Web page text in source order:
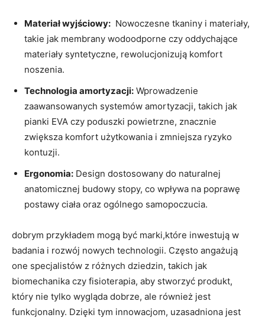
Materiał wyjściowy: ⁤ Nowoczesne tkaniny i materiały,​
takie jak ‌membrany wodoodporne czy oddychające
materiały syntetyczne, ⁤rewolucjonizują komfort
noszenia.
Technologia amortyzacji: Wprowadzenie
zaawansowanych‌ systemów amortyzacji, takich‍ jak
pianki EVA czy poduszki powietrzne, znacznie
zwiększa komfort ​użytkowania⁢ i zmniejsza ⁣ryzyko
⁢kontuzji.
Ergonomia: ‍Design dostosowany do ⁢naturalnej ​
anatomicznej budowy stopy, co ⁢wpływa na ‌poprawę
postawy ciała oraz ⁣ogólnego samopoczucia.
dobrym przykładem‍ mogą​ być marki,które inwestują ‍w
‍badania i⁢ rozwój nowych technologii. ⁢Często angażują
‌one specjalistów z różnych dziedzin, takich jak‌
biomechanika ⁣czy‍ fisioterapia, aby stworzyć‍ produkt,⁤
który nie​ tylko ⁣wygląda dobrze, ale również jest
funkcjonalny.‌ Dzięki ⁣tym innowacjom, ⁤uzasadniona jest